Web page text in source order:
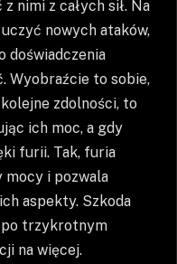
nimi z całych sił. Na
nowych ataków,
doświadczenia
Wyobraźcie to sobie,
zdolności, to
ich moc, a gdy
furii. Tak, furia
mocy i pozwala
aspekty. Szkoda
trzykrotnym
na więcej.